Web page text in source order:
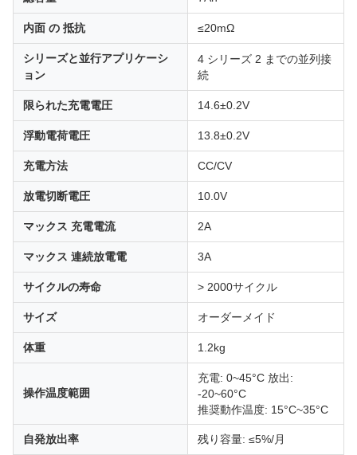
内面 の 抵抗 ≤20mΩ
シリーズと並行アプリケーシ
ョン
4 シリーズ 2 までの並列接
続
限られた充電電圧 14.6±0.2V
浮動電荷電圧 13.8±0.2V
充電方法 CC/CV
放電切断電圧 10.0V
マックス 充電電流 2A
マックス 連続放電電 3A
サイクルの寿命 > 2000サイクル
サイズ オーダーメイド
体重 1.2kg
操作温度範囲
充電: 0~45°C 放出:
-20~60°C
推奨動作温度: 15°C~35°C
自発放出率 残り容量: ≤5%/月